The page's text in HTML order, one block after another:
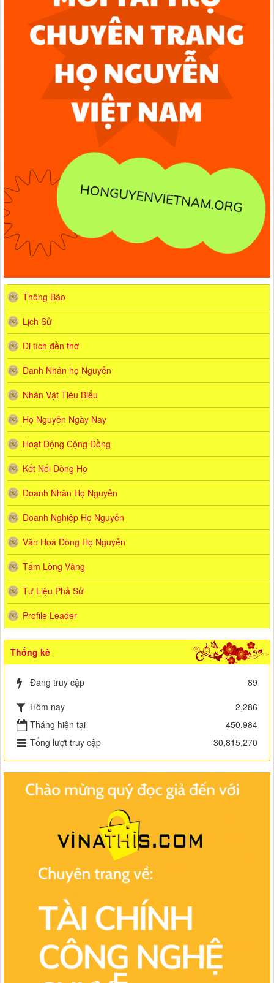
Thông Báo
Lịch Sử
Di tích đền thờ
Danh Nhân họ Nguyễn
Nhân Vật Tiêu Biểu
Họ Nguyễn Ngày Nay
Hoạt Động Cộng Đồng
Kết Nối Dòng Họ
Doanh Nhân Họ Nguyễn
Doanh Nghiệp Họ Nguyễn
Văn Hoá Dòng Họ Nguyễn
Tấm Lòng Vàng
Tư Liệu Phả Sử
Profile Leader
Thống kê
Đang truy cập
89
Hôm nay
2,286
Tháng hiện tại
450,984
Tổng lượt truy cập
30,815,270